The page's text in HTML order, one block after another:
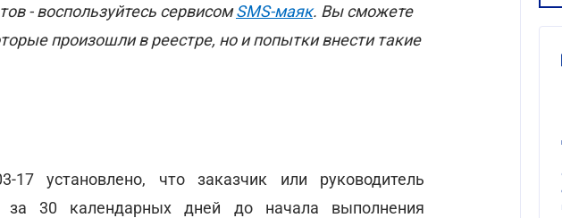
- воспользуйтесь сервисомSMS-маяк. Вы сможете
произошли в реестре, но и попытки внести такие
установлено, что заказчик или руководитель
за 30 календарных дней до начала выполнения